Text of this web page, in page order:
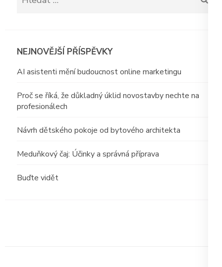
NEJNOVĚJŠÍ PŘÍSPĚVKY
AI asistenti mění budoucnost online marketingu
Proč se říká, že důkladný úklid novostavby nechte na
profesionálech
Návrh dětského pokoje od bytového architekta
Meduňkový čaj: Účinky a správná příprava
Buďte vidět